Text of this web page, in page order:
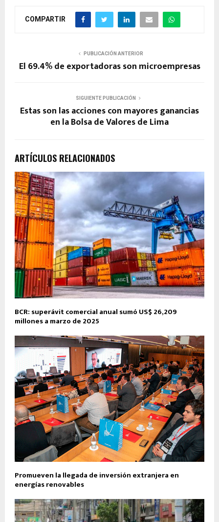
COMPARTIR
PUBLICACIÓN ANTERIOR
El 69.4% de exportadoras son microempresas
SIGUIENTE PUBLICACIÓN
Estas son las acciones con mayores ganancias
en la Bolsa de Valores de Lima
ARTÍCULOS RELACIONADOS
BCR: superávit comercial anual sumó US$ 26,209
millones a marzo de 2025
Promueven la llegada de inversión extranjera en
energías renovables